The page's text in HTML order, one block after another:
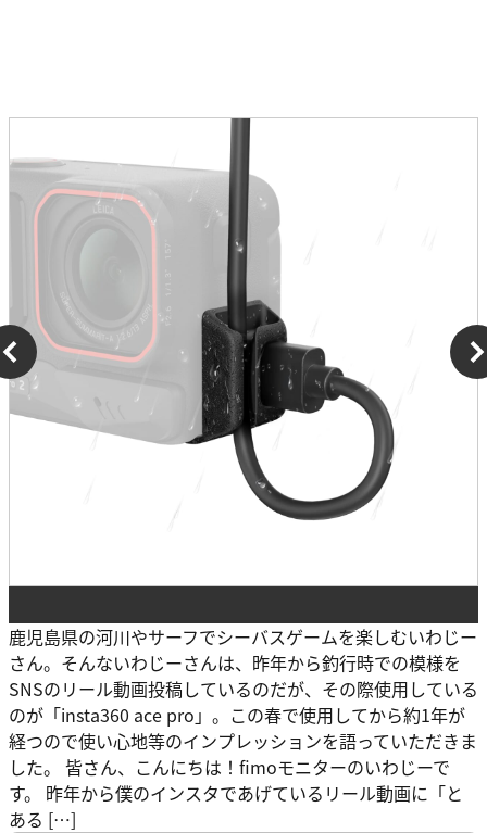
鹿児島県の河川やサーフでシーバスゲームを楽しむいわじー
さん。そんないわじーさんは、昨年から釣行時での模様を
SNSのリール動画投稿しているのだが、その際使用している
のが「insta360 ace pro」。この春で使用してから約1年が
経つので使い心地等のインプレッションを語っていただきま
した。 皆さん、こんにちは！fimoモニターのいわじーで
す。 昨年から僕のインスタであげているリール動画に「と
ある […]